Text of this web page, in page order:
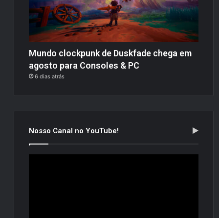
Mundo clockpunk de Duskfade chega em
agosto para Consoles & PC
6 dias atrás
Nosso Canal no YouTube!